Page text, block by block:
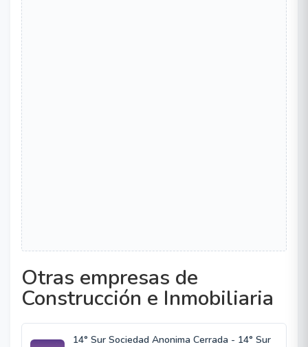
Otras empresas de
Construcción e Inmobiliaria
14° Sur Sociedad Anonima Cerrada - 14° Sur